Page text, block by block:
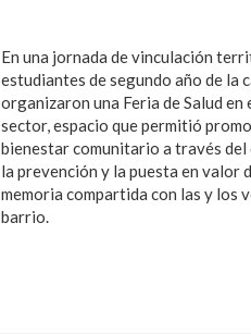
En una jornada de vinculación
estudiantes de segundo año de la
organizaron una Feria de Salud en
sector, espacio que permitió
bienestar comunitario a través del
la prevención y la puesta en valor
memoria compartida con las y los
barrio.